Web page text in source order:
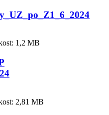
1,2 MB
2,81 MB